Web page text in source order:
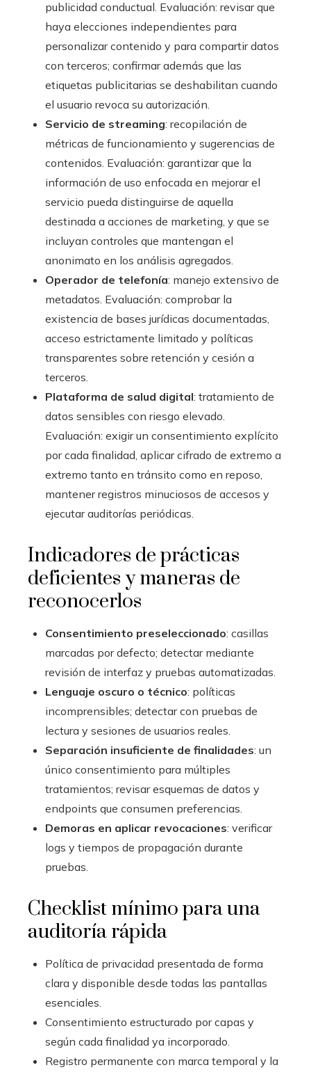
publicidad conductual. Evaluación: revisar que
haya elecciones independientes para
personalizar contenido y para compartir datos
con terceros; confirmar además que las
etiquetas publicitarias se deshabilitan cuando
el usuario revoca su autorización.
Servicio de streaming: recopilación de
métricas de funcionamiento y sugerencias de
contenidos. Evaluación: garantizar que la
información de uso enfocada en mejorar el
servicio pueda distinguirse de aquella
destinada a acciones de marketing, y que se
incluyan controles que mantengan el
anonimato en los análisis agregados.
Operador de telefonía: manejo extensivo de
metadatos. Evaluación: comprobar la
existencia de bases jurídicas documentadas,
acceso estrictamente limitado y políticas
transparentes sobre retención y cesión a
terceros.
Plataforma de salud digital: tratamiento de
datos sensibles con riesgo elevado.
Evaluación: exigir un consentimiento explícito
por cada finalidad, aplicar cifrado de extremo a
extremo tanto en tránsito como en reposo,
mantener registros minuciosos de accesos y
ejecutar auditorías periódicas.
Indicadores de prácticas
deficientes y maneras de
reconocerlos
Consentimiento preseleccionado: casillas
marcadas por defecto; detectar mediante
revisión de interfaz y pruebas automatizadas.
Lenguaje oscuro o técnico: políticas
incomprensibles; detectar con pruebas de
lectura y sesiones de usuarios reales.
Separación insuficiente de finalidades: un
único consentimiento para múltiples
tratamientos; revisar esquemas de datos y
endpoints que consumen preferencias.
Demoras en aplicar revocaciones: verificar
logs y tiempos de propagación durante
pruebas.
Checklist mínimo para una
auditoría rápida
Política de privacidad presentada de forma
clara y disponible desde todas las pantallas
esenciales.
Consentimiento estructurado por capas y
según cada finalidad ya incorporado.
Registro permanente con marca temporal y la